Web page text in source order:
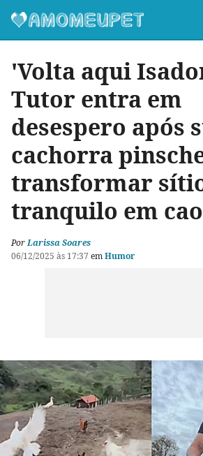
'Volta aqui
Tutor entra em
desespero após
cachorra
transformar
tranquilo em
PorLarissa Soares
06/12/2025 às 17:37 emHumor